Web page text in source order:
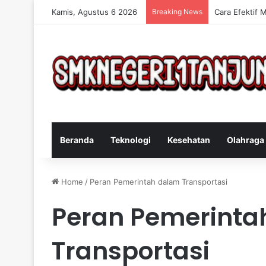
Kamis, Agustus 6 2026 Breaking News Cara Efektif
Beranda Teknologi Kesehatan Olahraga
Home / Peran Pemerintah dalam Transportasi
Peran
Transportasi